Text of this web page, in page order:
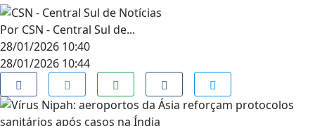
Por CSN - Central Sul de...
28/01/2026 10:40
28/01/2026 10:44